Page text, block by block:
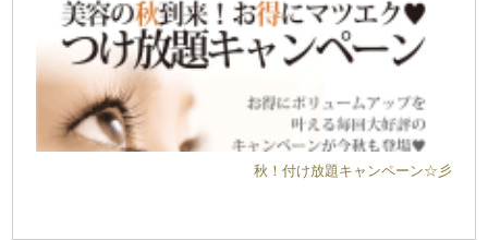
秋！付け放題キャンペーン☆彡